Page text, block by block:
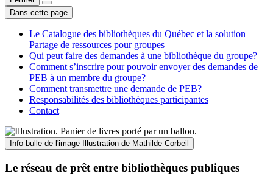
Dans cette page
Le Catalogue des bibliothèques du Québec et la solution
Partage de ressources pour groupes
Qui peut faire des demandes à une bibliothèque du groupe?
Comment s’inscrire pour pouvoir envoyer des demandes de
PEB à un membre du groupe?
Comment transmettre une demande de PEB?
Responsabilités des bibliothèques participantes
Contact
Info-bulle de l'image Illustration de Mathilde Corbeil
Le réseau de prêt entre bibliothèques publiques